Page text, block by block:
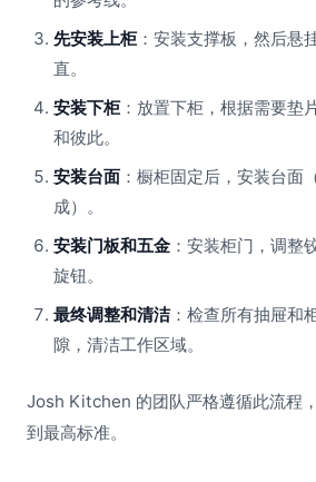
先安装上柜：安装支撑板，然后悬
直。
安装下柜：放置下柜，根据需要垫
和彼此。
安装台面 ：橱柜固定后，安装台面
成）。
安装门板和五金 ：安装柜门，调整
旋钮。
最终调整和清洁：检查所有抽屉和
隙，清洁工作区域。
Josh Kitchen 的团队严格遵循此流程
到最高标准。